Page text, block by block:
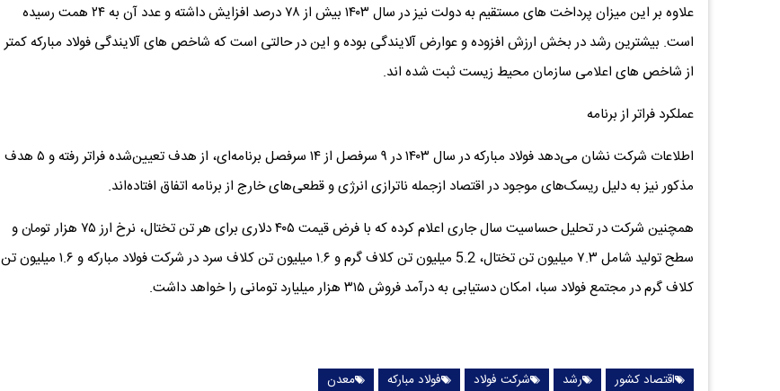
علاوه بر این میزان پرداخت های مستقیم به دولت نیز در سال ۱۴۰۳ بیش از ۷۸ درصد افزایش داشته و عدد آن به ۲۴ همت رسیده
است. بیشترین رشد در بخش ارزش افزوده و عوارض آلایندگی بوده و این در حالتی است که شاخص های آلایندگی فولاد مبارکه کمتر
از شاخص های اعلامی سازمان محیط زیست ثبت شده اند.
عملکرد فراتر از برنامه
اطلاعات شرکت نشان می‌دهد فولاد مبارکه در سال ۱۴۰۳ در ۹ سرفصل از ۱۴ سرفصل برنامه‌ای، از هدف تعیین‌شده فراتر رفته و ۵ هدف
مذکور نیز به دلیل ریسک‌های موجود در اقتصاد ازجمله ناترازی انرژی و قطعی‌های خارج از برنامه اتفاق افتاده‌اند.
همچنین شرکت در تحلیل حساسیت سال جاری اعلام کرده که با فرض قیمت ۴۰۵ دلاری برای هر تن تختال، نرخ ارز ۷۵ هزار تومان و
سطح تولید شامل ۷.۳ میلیون تن تختال، 5.2 میلیون تن کلاف گرم و ۱.۶ میلیون تن کلاف سرد در شرکت فولاد مبارکه و ۱.۶ میلیون تن
کلاف گرم در مجتمع فولاد سبا، امکان دستیابی به درآمد فروش ۳۱۵ هزار میلیارد تومانی را خواهد داشت.
اقتصاد کشور رشد شرکت فولاد فولاد مبارکه معدن